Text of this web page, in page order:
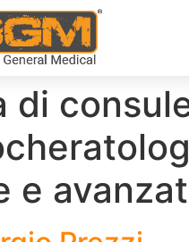
di
e